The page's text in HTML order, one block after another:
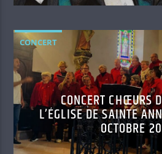
CONCERT
CONCERT CHŒURS
L’ÉGLISE DE SAINTE
OCTOBRE